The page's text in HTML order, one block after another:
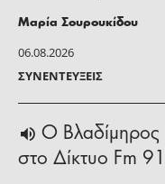
06.08.2026
ΣΥΝΕΝΤΕΎΞΕΙΣ
Μαρία Σουρουκίδου
O Βλαδίμηρος
στο Δίκτυο Fm